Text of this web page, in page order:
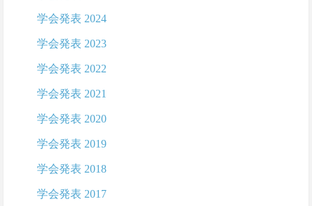
学会発表 2024
学会発表 2023
学会発表 2022
学会発表 2021
学会発表 2020
学会発表 2019
学会発表 2018
学会発表 2017